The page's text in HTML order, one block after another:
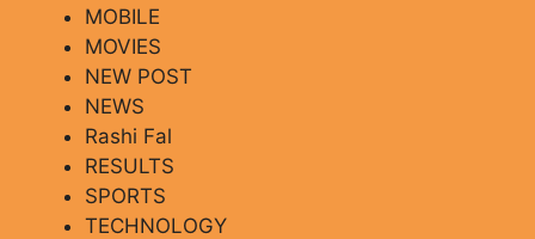
MOBILE
MOVIES
NEW POST
NEWS
Rashi Fal
RESULTS
SPORTS
TECHNOLOGY